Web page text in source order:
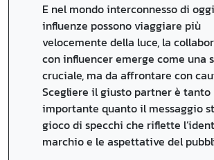
E nel mondo interconnesso di
influenze possono viaggiare più
velocemente della luce, la
con influencer emerge come una
cruciale, ma da affrontare con
Scegliere il giusto partner è tanto
importante quanto il messaggio
gioco di specchi che riflette
marchio e le aspettative del